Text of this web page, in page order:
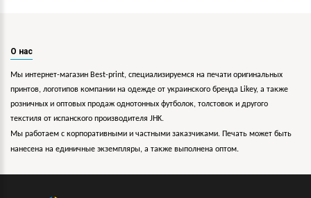
О нас
Мы интернет-магазин Best-print, специализируемся на печати оригинальных
принтов, логотипов компании на одежде от украинского бренда Likey, а также
розничных и оптовых продаж однотонных футболок, толстовок и другого
текстиля от испанского производителя JHK.
Мы работаем с корпоративными и частными заказчиками. Печать может быть
нанесена на единичные экземпляры, а также выполнена оптом.